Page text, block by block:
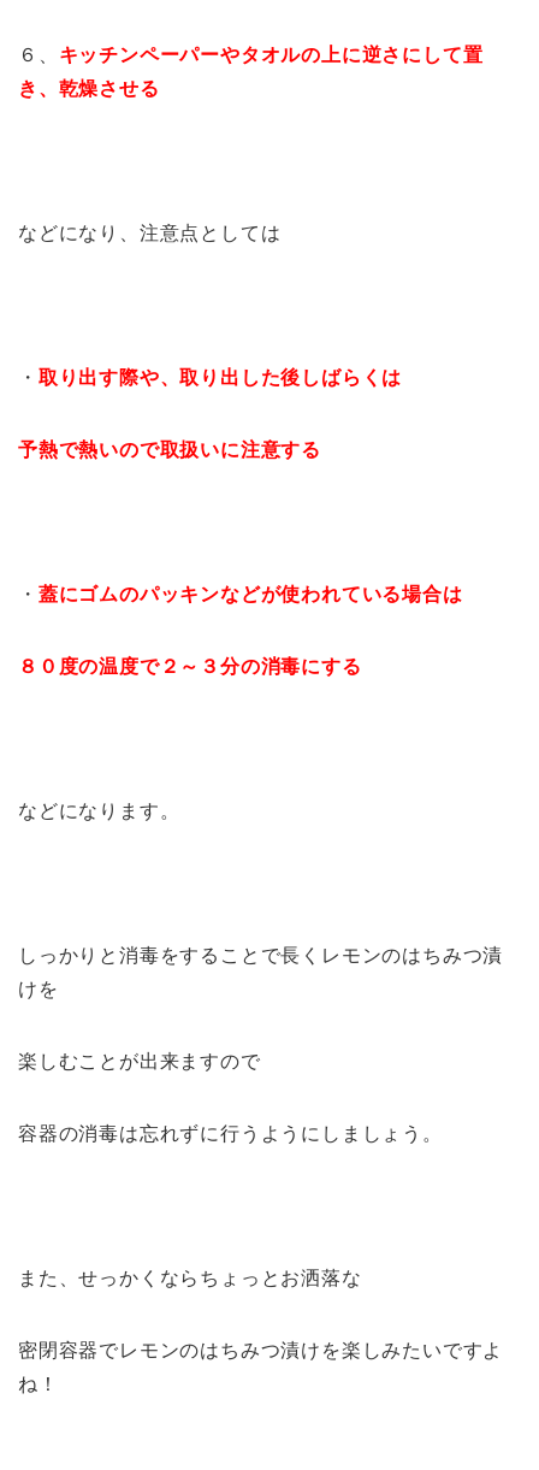
６、 キッチンペーパーやタオルの上に逆さにして置
き、乾燥させる
などになり、注意点としては
・ 取り出す際や、取り出した後しばらくは
予熱で熱いので取扱いに注意する
・ 蓋にゴムのパッキンなどが使われている場合は
８０度の温度で２～３分の消毒にする
などになります。
しっかりと消毒をすることで長くレモンのはちみつ漬
けを
楽しむことが出来ますので
容器の消毒は忘れずに行うようにしましょう。
また、せっかくならちょっとお洒落な
密閉容器でレモンのはちみつ漬けを楽しみたいですよ
ね！